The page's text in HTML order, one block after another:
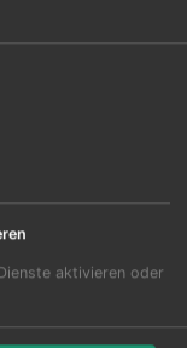
8 andere
auch
Arlanda in
ab
aktivieren oder